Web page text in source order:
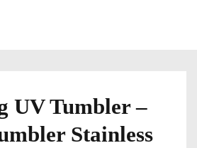
UV Tumbler –
Stainless